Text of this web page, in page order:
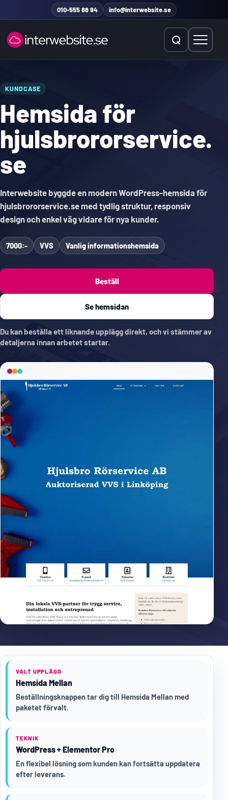
Hoppa till innehåll010-555 88 94 info@interwebsite.se
Öppna sökÖppna
Sök på hela sidan
Sök efter:
KUNDCASE
Hemsida för
hjulsbrororservice.
se
Interwebsite byggde en modern WordPress-hemsida för
hjulsbrororservice.se med tydlig struktur, responsiv
design och enkel väg vidare för nya kunder.
7000:- VVS Vanlig informationshemsida
Beställ
Se hemsidan
Du kan beställa ett liknande upplägg direkt, och vi stämmer av
detaljerna innan arbetet startar.
VALT UPPLÄGG
Hemsida Mellan
Beställningsknappen tar dig till Hemsida Mellan med
paketet förvalt.
TEKNIK
WordPress + Elementor Pro
En flexibel lösning som kunden kan fortsätta uppdatera
efter leverans.